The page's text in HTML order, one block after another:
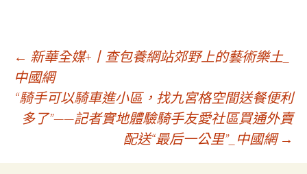
文
章
導
← 新華全媒+丨查包養網站郊野上的藝術樂土_
中國網
“騎手可以騎車進小區，找九宮格空間送餐便利
多了”——記者實地體驗騎手友愛社區買通外賣
配送“最后一公里”_中國網 →